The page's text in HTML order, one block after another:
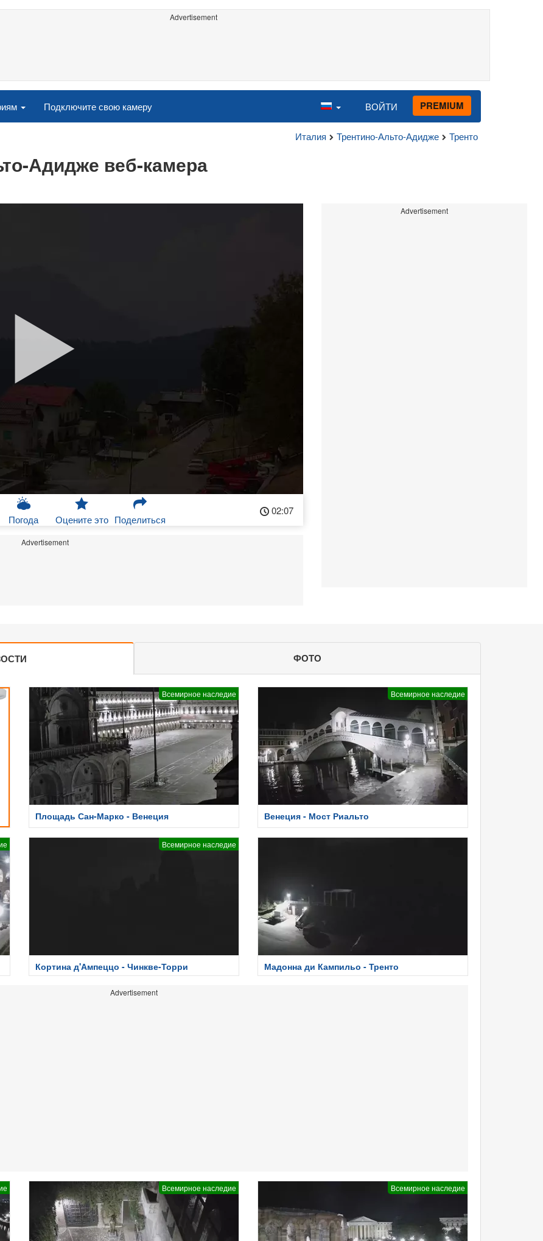
Advertisement
Подключите свою камеру ВОЙТИ PREMIUM
Италия Трентино-Альто-Адидже Тренто
Адидже веб-камера
Погода Оцените это Поделиться
02:07
Advertisement
Advertisement
ФОТО
Всемирное наследие
Площадь Сан-Марко - Венеция
Всемирное наследие
Венеция - Мост Риальто
Всемирное наследие
Кортина д'Ампеццо - Чинкве-Торри Мадонна ди Кампильо - Тренто
Advertisement
Всемирное наследие Всемирное наследие